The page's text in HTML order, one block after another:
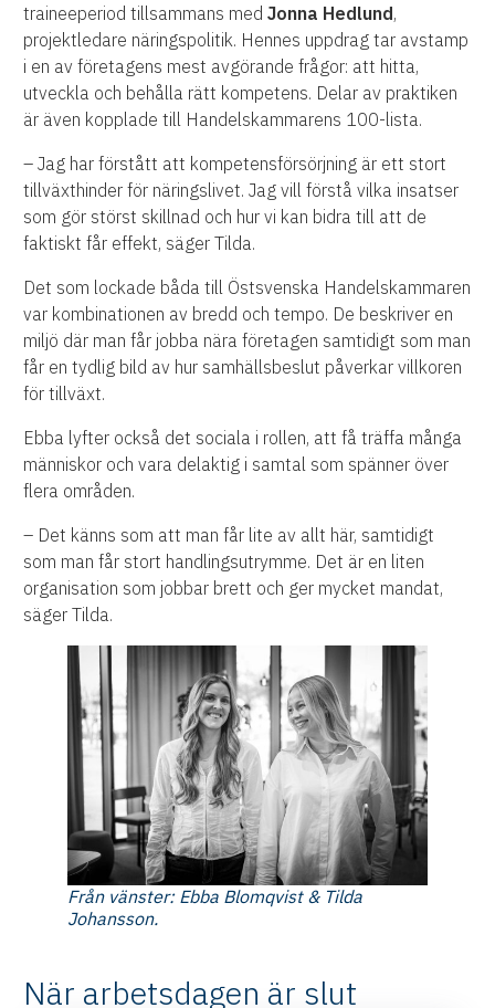
traineeperiod tillsammans medJonna Hedlund,
projektledare näringspolitik. Hennes uppdrag tar avstamp
i en av företagens mest avgörande frågor: att hitta,
utveckla och behålla rätt kompetens. Delar av praktiken
är även kopplade till Handelskammarens 100-lista.
– Jag har förstått att kompetensförsörjning är ett stort
tillväxthinder för näringslivet. Jag vill förstå vilka insatser
som gör störst skillnad och hur vi kan bidra till att de
faktiskt får effekt, säger Tilda.
Det som lockade båda till Östsvenska Handelskammaren
var kombinationen av bredd och tempo. De beskriver en
miljö där man får jobba nära företagen samtidigt som man
får en tydlig bild av hur samhällsbeslut påverkar villkoren
för tillväxt.
Ebba lyfter också det sociala i rollen, att få träffa många
människor och vara delaktig i samtal som spänner över
flera områden.
– Det känns som att man får lite av allt här, samtidigt
som man får stort handlingsutrymme. Det är en liten
organisation som jobbar brett och ger mycket mandat,
säger Tilda.
Från vänster: Ebba Blomqvist & Tilda
Johansson.
När arbetsdagen är slut